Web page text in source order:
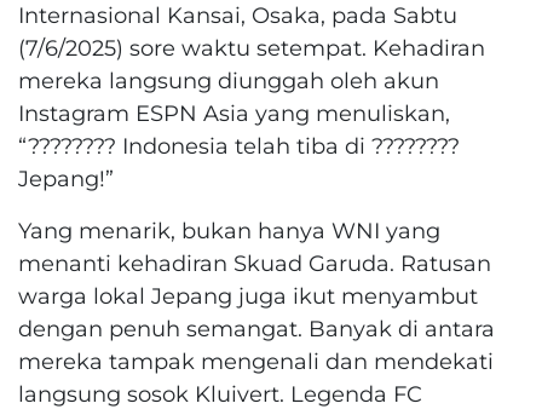
Internasional Kansai, Osaka, pada Sabtu
(7/6/2025) sore waktu setempat. Kehadiran
mereka langsung diunggah oleh akun
Instagram ESPN Asia yang menuliskan,
“???????? Indonesia telah tiba di ????????
Jepang!”
Yang menarik, bukan hanya WNI yang
menanti kehadiran Skuad Garuda. Ratusan
warga lokal Jepang juga ikut menyambut
dengan penuh semangat. Banyak di antara
mereka tampak mengenali dan mendekati
langsung sosok Kluivert. Legenda FC